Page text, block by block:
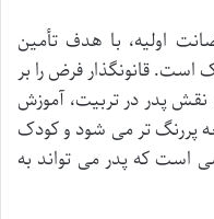
اولیه، با هدف تأمین
است. قانونگذار فرض را بر
پدر در تربیت، آموزش
پررنگ تر می شود و کودک
است که پدر می تواند به